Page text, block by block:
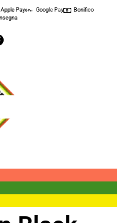
Apple Pay Google Pay
Bonifico